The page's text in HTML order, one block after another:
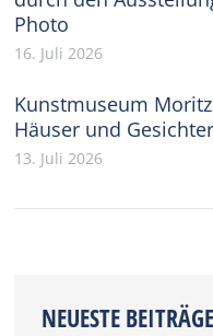
Photo
16. Juli 2026
Kunstmuseum
Häuser und
13. Juli 2026
NEUESTE BEITRÄGE